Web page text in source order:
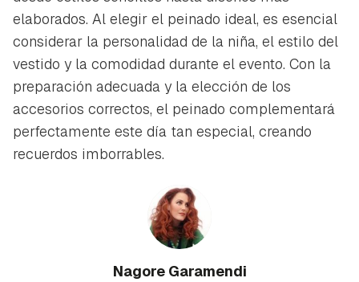
elaborados. Al elegir el peinado ideal, es esencial
considerar la personalidad de la niña, el estilo del
vestido y la comodidad durante el evento. Con la
preparación adecuada y la elección de los
accesorios correctos, el peinado complementará
perfectamente este día tan especial, creando
recuerdos imborrables.
Nagore Garamendi